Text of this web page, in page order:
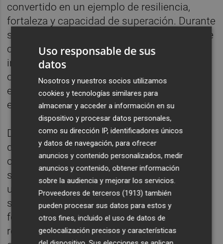
convertido en un ejemplo de resiliencia,
fortaleza y capacidad de superación. Durante
su intervención compartirá reflexiones sobre
cómo afrontar la adversidad, gestionar la
incertidumbre y convertir las dificultades en
oportunidades de crecimiento, valores
especialmente relevantes en el ámbito
empresarial.
Desde su nacimiento, En sus Taconesha
defendido que la igualdad no puede
construirse desde posiciones enfrentadas,
sino desde la comprensión mutua. Por ello,
una de sus señas de identidad continúa
siendo la inscripción por parejas, una
fórmula concebida para favorecer una
representación equilibrada y reforzar la idea
Uso responsable de sus
datos
Nosotros y nuestros socios utilizamos
cookies y tecnologías similares para
almacenar y acceder a información en su
dispositivo y procesar datos personales,
como su dirección IP, identificadores únicos
y datos de navegación, para ofrecer
anuncios y contenido personalizados, medir
anuncios y contenido, obtener información
sobre la audiencia y mejorar los servicios.
Proveedores de terceros (1913) también
pueden procesar sus datos para estos y
otros fines, incluido el uso de datos de
geolocalización precisos y características